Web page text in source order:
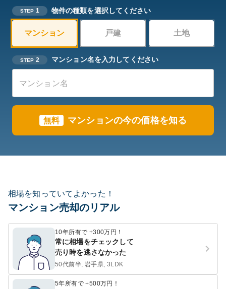
STEP 1 物件の種類を選択してください
マンション 戸建 土地
STEP 2 マンション名を入力してください
無料 マンションの今の価格を知る
相場を知っていてよかった！
マンション売却のリアル
10年所有で +300万円！
常に相場をチェックして
売り時を逃さなかった
50代前半, 岩手県, 3LDK
5年所有で +500万円！